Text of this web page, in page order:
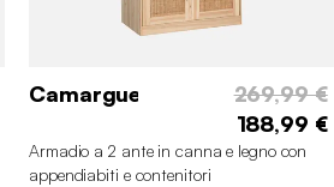
Camargue
269,99 €
188,99 €
Armadio a 2 ante in canna e legno con
appendiabiti e contenitori